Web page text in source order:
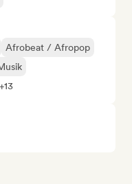
Afrobeat / Afropop